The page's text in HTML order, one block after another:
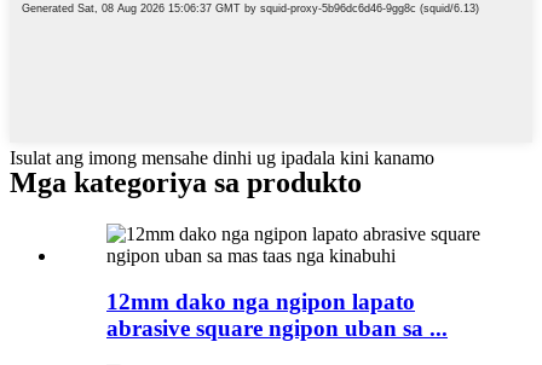
Isulat ang imong mensahe dinhi ug ipadala kini kanamo
Mga kategoriya sa produkto
12mm dako nga ngipon lapato
abrasive square ngipon uban sa ...